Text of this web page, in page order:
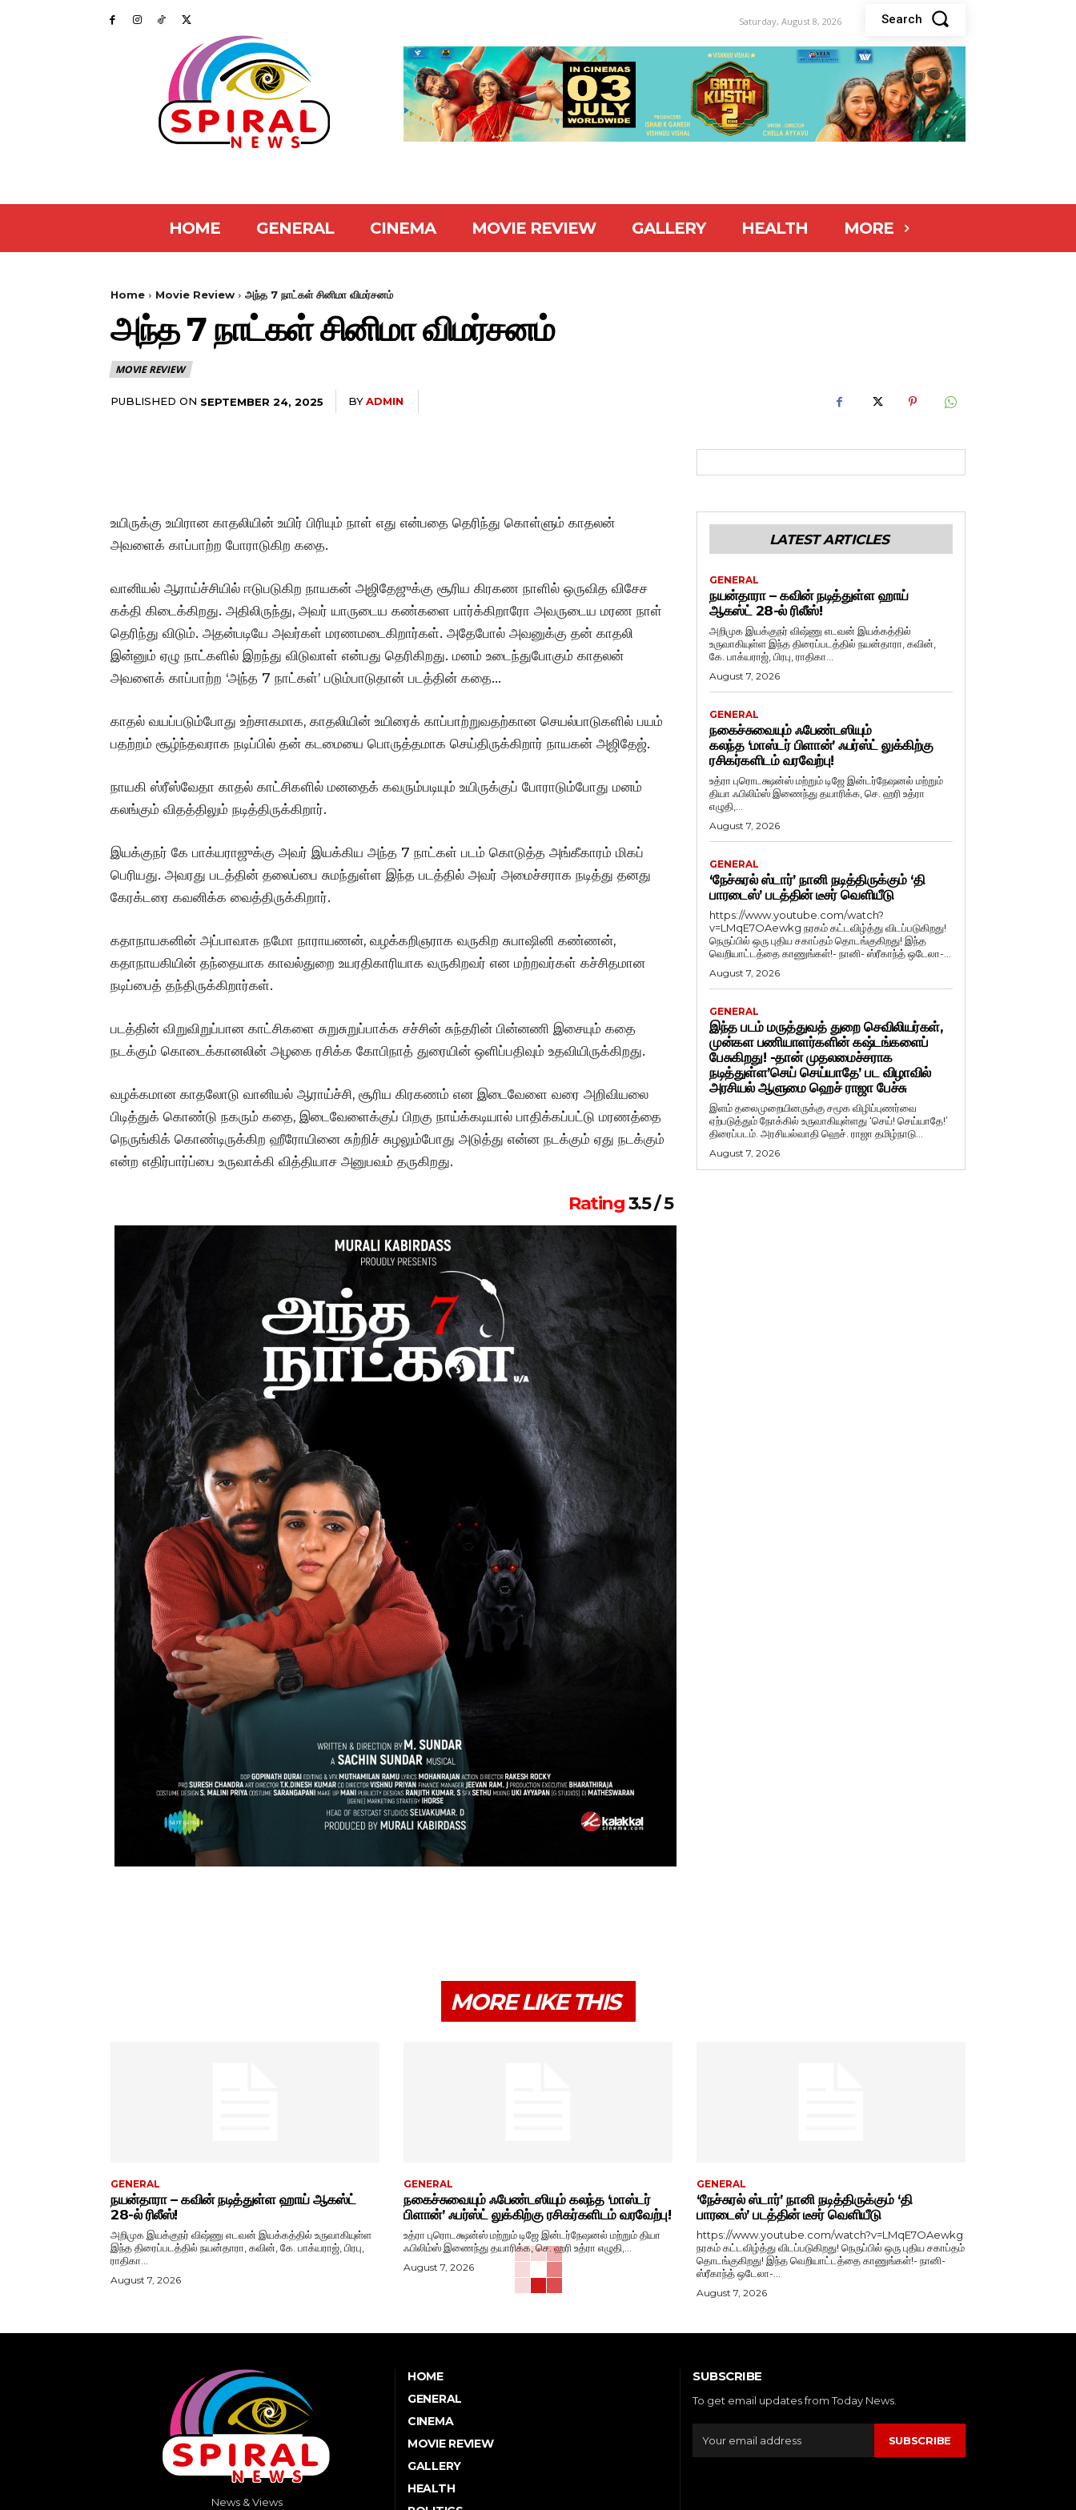
Saturday, August 8, 2026 Search
HOME GENERAL CINEMA MOVIE REVIEW GALLERY HEALTH MORE
Home Movie Review அந்த 7 நாட்கள் சினிமா விமர்சனம்
அந்த 7 நாட்கள் சினிமா விமர்சனம்
MOVIE REVIEW
PUBLISHED ON SEPTEMBER 24, 2025 BYADMIN
உயிருக்கு உயிரான காதலியின் உயிர் பிரியும் நாள் எது என்பதை தெரிந்து கொள்ளும் காதலன்
அவளைக் காப்பாற்ற போராடுகிற கதை.
வானியல் ஆராய்ச்சியில் ஈடுபடுகிற நாயகன் அஜிதேஜுக்கு சூரிய கிரகண நாளில் ஒருவித விசேச
கக்தி கிடைக்கிறது. அதிலிருந்து, அவர் யாருடைய கண்களை பார்க்கிறாரோ அவருடைய மரண நாள்
தெரிந்து விடும். அதன்படியே அவர்கள் மரணமடைகிறார்கள். அதேபோல் அவனுக்கு தன் காதலி
இன்னும் ஏழு நாட்களில் இறந்து விடுவாள் என்பது தெரிகிறது. மனம் உடைந்துபோகும் காதலன்
அவளைக் காப்பாற்ற ‘அந்த 7 நாட்கள்’ படும்பாடுதான் படத்தின் கதை…
காதல் வயப்படும்போது உற்சாகமாக, காதலியின் உயிரைக் காப்பாற்றுவதற்கான செயல்பாடுகளில் பயம்
பதற்றம் சூழ்ந்தவராக நடிப்பில் தன் கடமையை பொருத்தமாக செய்திருக்கிறார் நாயகன் அஜிதேஜ்.
நாயகி ஸ்ரீஸ்வேதா காதல் காட்சிகளில் மனதைக் கவரும்படியும் உயிருக்குப் போராடும்போது மனம்
கலங்கும் விதத்திலும் நடித்திருக்கிறார்.
இயக்குநர் கே பாக்யராஜுக்கு அவர் இயக்கிய அந்த 7 நாட்கள் படம் கொடுத்த அங்கீகாரம் மிகப்
பெரியது. அவரது படத்தின் தலைப்பை சுமந்துள்ள இந்த படத்தில் அவர் அமைச்சராக நடித்து தனது
கேரக்டரை கவனிக்க வைத்திருக்கிறார்.
கதாநாயகனின் அப்பாவாக நமோ நாராயணன், வழக்கறிஞராக வருகிற சுபாஷினி கண்ணன்,
கதாநாயகியின் தந்தையாக காவல்துறை உயரதிகாரியாக வருகிறவர் என மற்றவர்கள் கச்சிதமான
நடிப்பைத் தந்திருக்கிறார்கள்.
படத்தின் விறுவிறுப்பான காட்சிகளை சுறுசுறுப்பாக்க சச்சின் சுந்தரின் பின்னணி இசையும் கதை
நடக்கும் கொடைக்கானலின் அழகை ரசிக்க கோபிநாத் துரையின் ஒளிப்பதிவும் உதவியிருக்கிறது.
வழக்கமான காதலோடு வானியல் ஆராய்ச்சி, சூரிய கிரகணம் என இடைவேளை வரை அறிவியலை
பிடித்துக் கொண்டு நகரும் கதை, இடைவேளைக்குப் பிறகு நாய்க்கடியால் பாதிக்கப்பட்டு மரணத்தை
நெருங்கிக் கொண்டிருக்கிற ஹீரோயினை சுற்றிச் சுழலும்போது அடுத்து என்ன நடக்கும் ஏது நடக்கும்
என்ற எதிர்பார்ப்பை உருவாக்கி வித்தியாச அனுபவம் தருகிறது.
Rating3.5 / 5
LATEST ARTICLES
GENERAL
நயன்தாரா – கவின் நடித்துள்ள ஹாய்
ஆகஸ்ட் 28-ல் ரிலீஸ்!
அறிமுக இயக்குநர் விஷ்ணு எடவன் இயக்கத்தில்
உருவாகியுள்ள இந்த திரைப்படத்தில் நயன்தாரா, கவின்,
கே. பாக்யராஜ், பிரபு, ராதிகா...
August 7, 2026
GENERAL
நகைச்சுவையும் ஃபேண்டஸியும்
கலந்த ‘மாஸ்டர் பிளான்’ ஃபர்ஸ்ட் லுக்கிற்கு
ரசிகர்களிடம் வரவேற்பு!
உத்ரா புரொடக்ஷன்ஸ் மற்றும் டிஜே இன்டர்நேஷனல் மற்றும்
தியா ஃபிலிம்ஸ் இணைந்து தயாரிக்க, செ. ஹரி உத்ரா
எழுதி,...
August 7, 2026
GENERAL
‘நேச்சுரல் ஸ்டார்’ நானி நடித்திருக்கும் ‘தி
பாரடைஸ்’ படத்தின் டீசர் வெளியீடு
https://www.youtube.com/watch?
v=LMqE7OAewkg நரகம் கட்டவிழ்த்து விடப்படுகிறது!
நெருப்பில் ஒரு புதிய சகாப்தம் தொடங்குகிறது! இந்த
வெறியாட்டத்தை காணுங்கள்!- நானி- ஸ்ரீகாந்த் ஒடேலா-...
August 7, 2026
GENERAL
இந்த படம் மருத்துவத் துறை செவிலியர்கள்,
முன்கள பணியாளர்களின் கஷ்டங்களைப்
பேசுகிறது! -தான் முதலமைச்சராக
நடித்துள்ள’செய் செய்யாதே’ பட விழாவில்
அரசியல் ஆளுமை ஹெச் ராஜா பேச்சு
இளம் தலைமுறையினருக்கு சமூக விழிப்புணர்வை
ஏற்படுத்தும் நோக்கில் உருவாகியுள்ளது ‘செய்! செய்யாதே!’
திரைப்படம். அரசியல்வாதி ஹெச். ராஜா தமிழ்நாடு...
August 7, 2026
MORE LIKE THIS
GENERAL
நயன்தாரா – கவின் நடித்துள்ள ஹாய் ஆகஸ்ட்
28-ல் ரிலீஸ்!
அறிமுக இயக்குநர் விஷ்ணு எடவன் இயக்கத்தில் உருவாகியுள்ள
இந்த திரைப்படத்தில் நயன்தாரா, கவின், கே. பாக்யராஜ், பிரபு,
ராதிகா...
August 7, 2026
GENERAL
நகைச்சுவையும் ஃபேண்டஸியும் கலந்த ‘மாஸ்டர்
பிளான்’ ஃபர்ஸ்ட் லுக்கிற்கு ரசிகர்களிடம் வரவேற்பு!
உத்ரா புரொடக்ஷன்ஸ் மற்றும் டிஜே இன்டர்நேஷனல் மற்றும் தியா
ஃபிலிம்ஸ் இணைந்து தயாரிக்க, செ. ஹரி உத்ரா எழுதி,...
August 7, 2026
GENERAL
‘நேச்சுரல் ஸ்டார்’ நானி நடித்திருக்கும் ‘தி
பாரடைஸ்’ படத்தின் டீசர் வெளியீடு
https://www.youtube.com/watch?v=LMqE7OAewkg
நரகம் கட்டவிழ்த்து விடப்படுகிறது! நெருப்பில் ஒரு புதிய சகாப்தம்
தொடங்குகிறது! இந்த வெறியாட்டத்தை காணுங்கள்!- நானி-
ஸ்ரீகாந்த் ஒடேலா-...
August 7, 2026
News & Views
HOME
GENERAL
CINEMA
MOVIE REVIEW
GALLERY
HEALTH
SUBSCRIBE
To get email updates from Today News.
SUBSCRIBE